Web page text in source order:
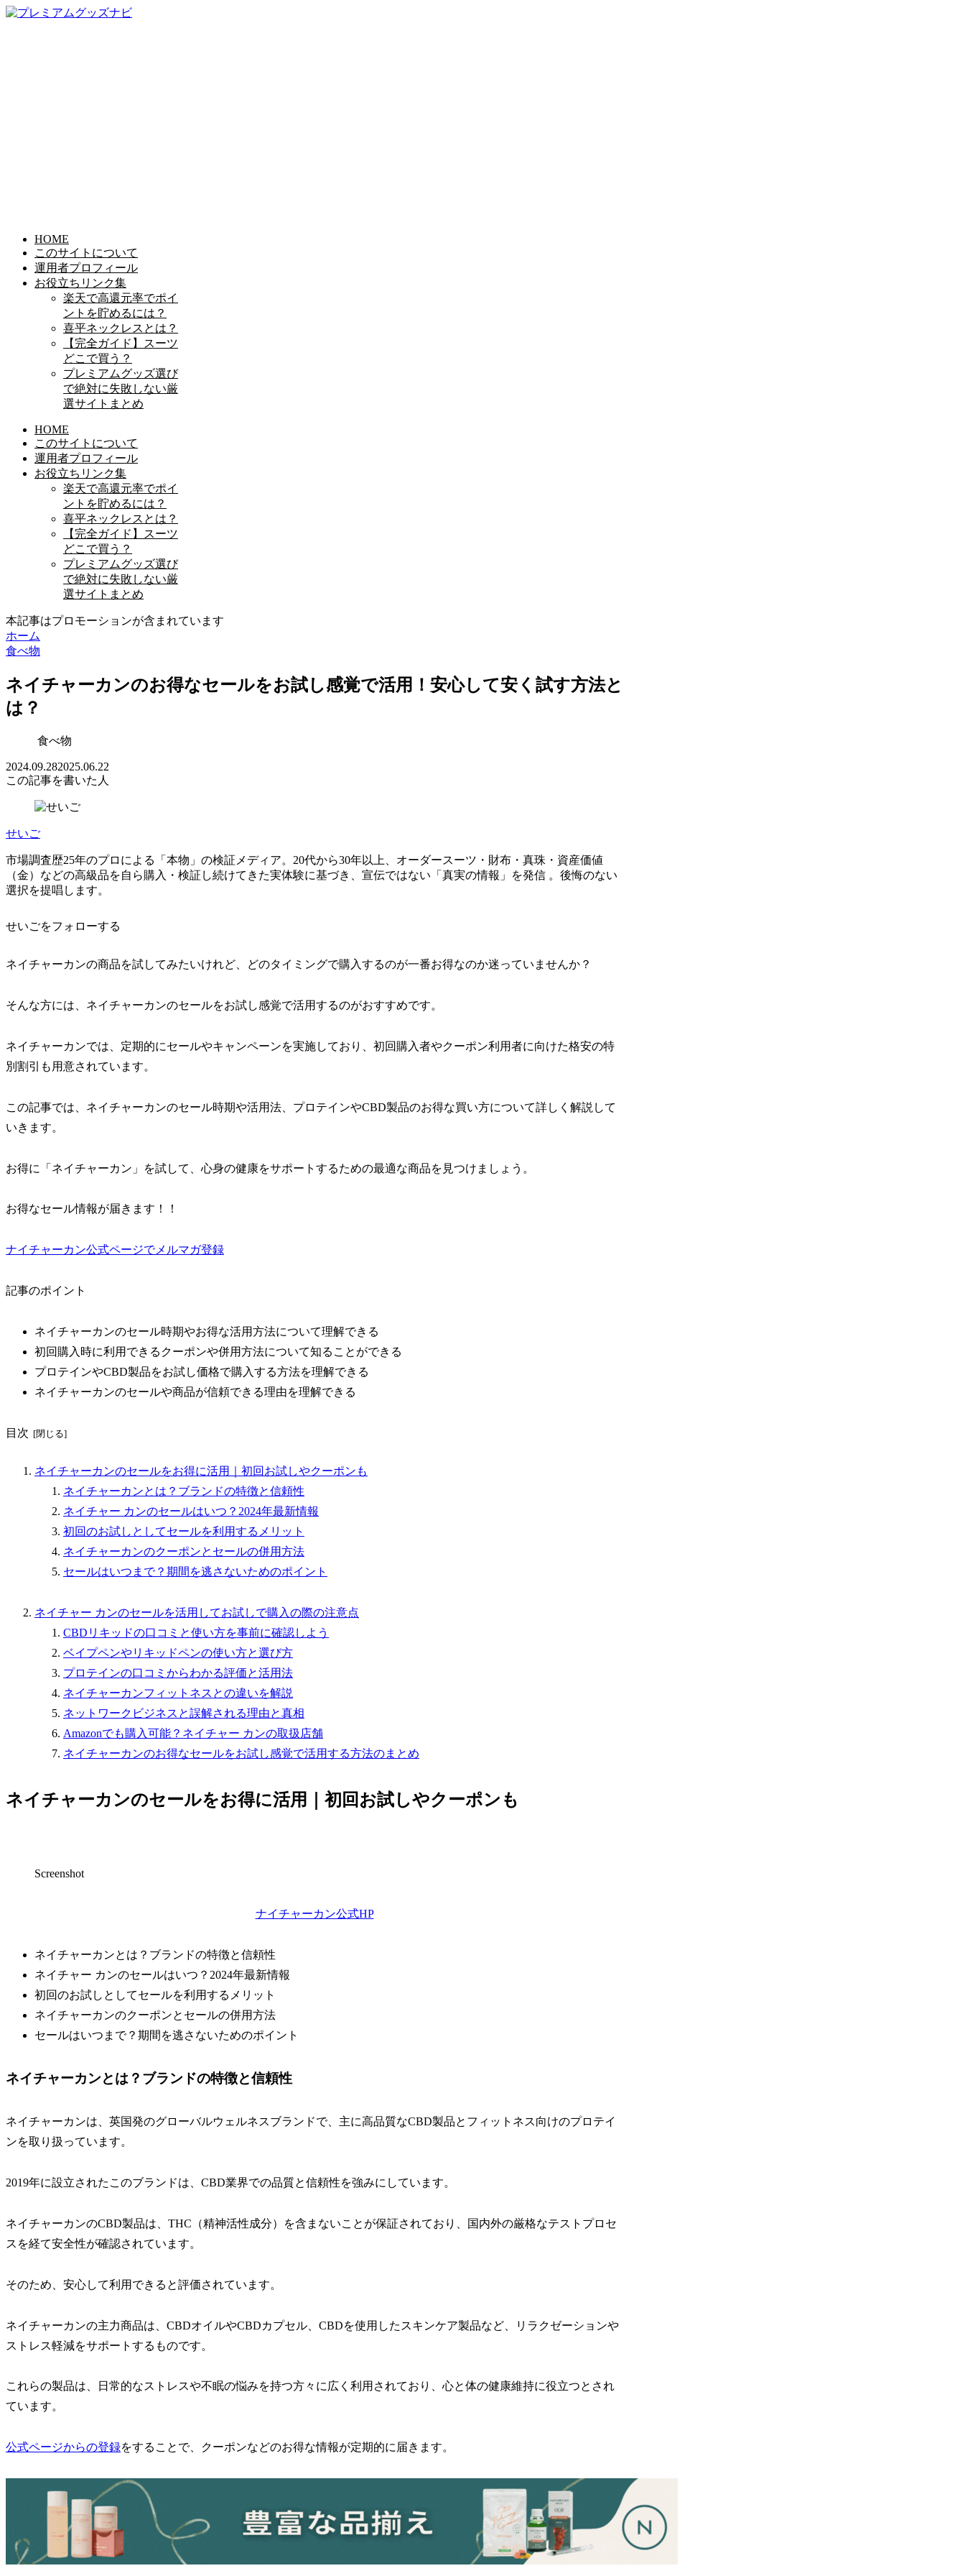
HOME
このサイトについて
運用者プロフィール
お役立ちリンク集
楽天で高還元率でポイ
ントを貯めるには？
喜平ネックレスとは？
【完全ガイド】スーツ
どこで買う？
プレミアムグッズ選び
で絶対に失敗しない厳
選サイトまとめ
HOME
このサイトについて
運用者プロフィール
お役立ちリンク集
楽天で高還元率でポイ
ントを貯めるには？
喜平ネックレスとは？
【完全ガイド】スーツ
どこで買う？
プレミアムグッズ選び
で絶対に失敗しない厳
選サイトまとめ
本記事はプロモーションが含まれています
ホーム
食べ物
ネイチャーカンのお得なセールをお試し感覚で活用！安心して安く試す方法と
は？
食べ物
2024.09.282025.06.22
この記事を書いた人
せいご
市場調査歴25年のプロによる「本物」の検証メディア。20代から30年以上、オーダースーツ・財布・真珠・資産価値
（金）などの高級品を自ら購入・検証し続けてきた実体験に基づき、宣伝ではない「真実の情報」を発信 。後悔のない
選択を提唱します。
せいごをフォローする
ネイチャーカンの商品を試してみたいけれど、どのタイミングで購入するのが一番お得なのか迷っていませんか？
そんな方には、ネイチャーカンのセールをお試し感覚で活用するのがおすすめです。
ネイチャーカンでは、定期的にセールやキャンペーンを実施しており、初回購入者やクーポン利用者に向けた格安の特
別割引も用意されています。
この記事では、ネイチャーカンのセール時期や活用法、プロテインやCBD製品のお得な買い方について詳しく解説して
いきます。
お得に「ネイチャーカン」を試して、心身の健康をサポートするための最適な商品を見つけましょう。
お得なセール情報が届きます！！
ナイチャーカン公式ページでメルマガ登録
記事のポイント
ネイチャーカンのセール時期やお得な活用方法について理解できる
初回購入時に利用できるクーポンや併用方法について知ることができる
プロテインやCBD製品をお試し価格で購入する方法を理解できる
ネイチャーカンのセールや商品が信頼できる理由を理解できる
目次
ネイチャーカンのセールをお得に活用｜初回お試しやクーポンも
ネイチャーカンとは？ブランドの特徴と信頼性
ネイチャー カンのセールはいつ？2024年最新情報
初回のお試しとしてセールを利用するメリット
ネイチャーカンのクーポンとセールの併用方法
セールはいつまで？期間を逃さないためのポイント
ネイチャー カンのセールを活用してお試しで購入の際の注意点
CBDリキッドの口コミと使い方を事前に確認しよう
ベイプペンやリキッドペンの使い方と選び方
プロテインの口コミからわかる評価と活用法
ネイチャーカンフィットネスとの違いを解説
ネットワークビジネスと誤解される理由と真相
Amazonでも購入可能？ネイチャー カンの取扱店舗
ネイチャーカンのお得なセールをお試し感覚で活用する方法のまとめ
ネイチャーカンのセールをお得に活用｜初回お試しやクーポンも
Screenshot
ナイチャーカン公式HP
ネイチャーカンとは？ブランドの特徴と信頼性
ネイチャー カンのセールはいつ？2024年最新情報
初回のお試しとしてセールを利用するメリット
ネイチャーカンのクーポンとセールの併用方法
セールはいつまで？期間を逃さないためのポイント
ネイチャーカンとは？ブランドの特徴と信頼性
ネイチャーカンは、英国発のグローバルウェルネスブランドで、主に高品質なCBD製品とフィットネス向けのプロテイ
ンを取り扱っています。
2019年に設立されたこのブランドは、CBD業界での品質と信頼性を強みにしています。
ネイチャーカンのCBD製品は、THC（精神活性成分）を含まないことが保証されており、国内外の厳格なテストプロセ
スを経て安全性が確認されています。
そのため、安心して利用できると評価されています。
ネイチャーカンの主力商品は、CBDオイルやCBDカプセル、CBDを使用したスキンケア製品など、リラクゼーションや
ストレス軽減をサポートするものです。
これらの製品は、日常的なストレスや不眠の悩みを持つ方々に広く利用されており、心と体の健康維持に役立つとされ
ています。
公式ページからの登録をすることで、クーポンなどのお得な情報が定期的に届きます。